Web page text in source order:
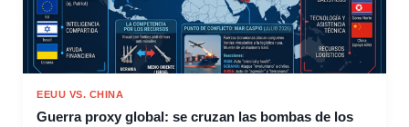
EEUU VS. CHINA
Guerra proxy global: se cruzan las bombas de los